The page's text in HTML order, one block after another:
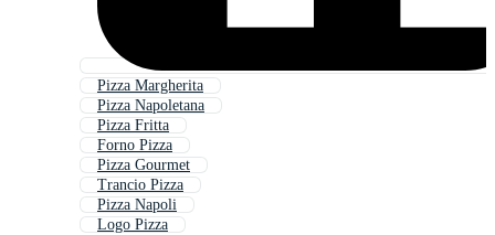
Pizza Margherita
Pizza Napoletana
Pizza Fritta
Forno Pizza
Pizza Gourmet
Trancio Pizza
Pizza Napoli
Logo Pizza